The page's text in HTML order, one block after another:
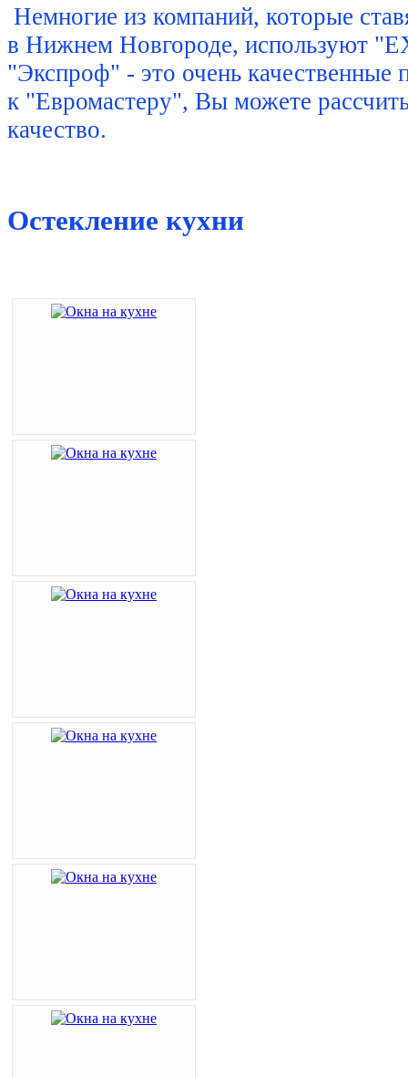
Немногие из компаний, которые
в Нижнем Новгороде, используют
"Экспроф" - это очень
к "Евромастеру", Вы можете
качество.
Остекление кухни